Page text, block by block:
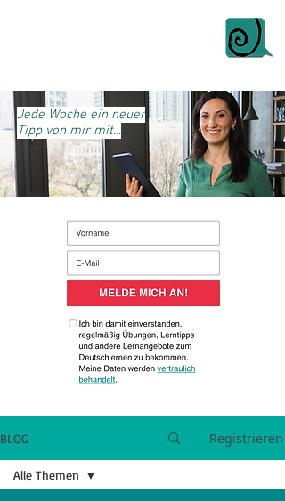
Jede Woche ein neuer
Tipp von mir mit...
BLOG Registrieren
Alle Themen